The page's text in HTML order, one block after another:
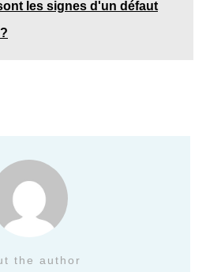
les signes d'un défaut
the author